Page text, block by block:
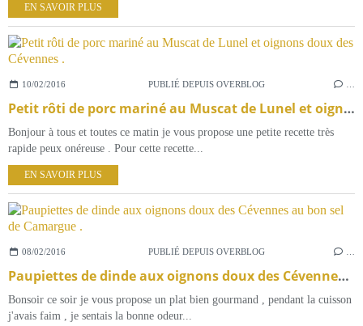
EN SAVOIR PLUS
10/02/2016 PUBLIÉ DEPUIS OVERBLOG
Petit rôti de porc mariné au Muscat de Lunel et oignons doux des Cévennes .
Bonjour à tous et toutes ce matin je vous propose une petite recette très
rapide peux onéreuse . Pour cette recette...
EN SAVOIR PLUS
08/02/2016 PUBLIÉ DEPUIS OVERBLOG
Paupiettes de dinde aux oignons doux des Cévennes au bon sel de Camargue .
Bonsoir ce soir je vous propose un plat bien gourmand , pendant la cuisson
j'avais faim , je sentais la bonne odeur...